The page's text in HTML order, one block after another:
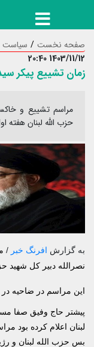
صفحه نخست
سیاست
1403/11/12 20:40
زمان تشییع پیکر
مراسم تشییع و
حزب الله لبنان هفته
به گزارش افرنگ خبر /
نصرالله دبیر کل شهید
این مراسم در ضاحیه
پیشتر حاج وفیق صفا
لبنان اعلام کرده بود
بس حزب الله لبنان و